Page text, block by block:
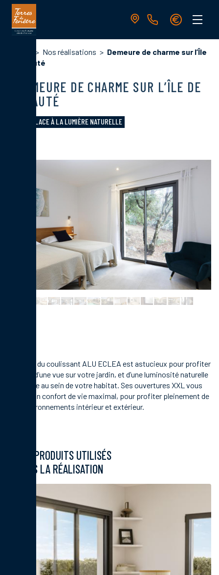
Aller
contenu
principale
Nos réalisations
Demeure de charme sur l’Île
de Beauté
DEMEURE DE CHARME SUR L’ÎLE DE
BEAUTÉ
FAITES PLACE À LA LUMIÈRE NATURELLE
Le choix du coulissant ALU ECLEA est astucieux pour profiter
à la fois d’une vue sur votre jardin, et d’une luminosité naturelle
maximale au sein de votre habitat. Ses ouvertures XXL vous
offrent un confort de vie maximal, pour profiter pleinement de
vos environnements intérieur et extérieur.
LES PRODUITS UTILISÉS
DANS LA RÉALISATION